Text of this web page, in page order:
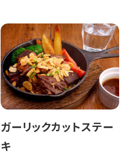
ガーリックカットステー
キ